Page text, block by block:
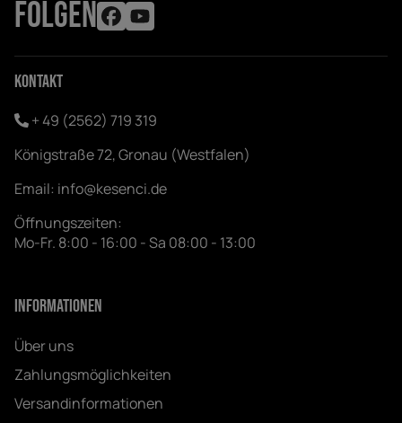
FOLGEN
Kontakt
+ 49 (2562) 719 319
Königstraße 72, Gronau (Westfalen)
Email: info@kesenci.de
Öffnungszeiten:
Mo-Fr. 8:00 - 16:00 - Sa 08:00 - 13:00
Informationen
Über uns
Zahlungsmöglichkeiten
Versandinformationen